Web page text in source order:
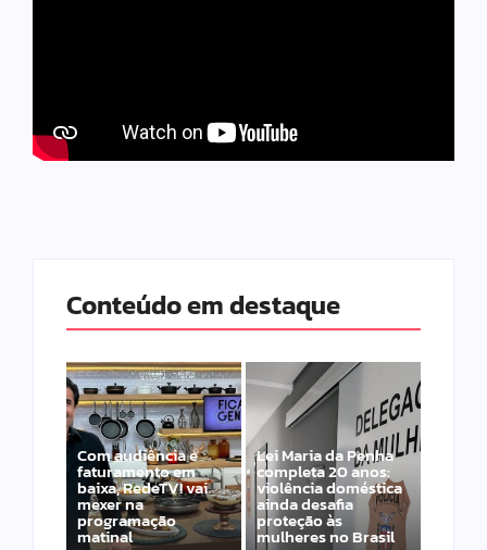
Conteúdo em destaque
Com audiência e
faturamento em
baixa, RedeTV! vai
mexer na
programação
matinal
Lei Maria da Penha
completa 20 anos:
violência doméstica
ainda desafia
proteção às
mulheres no Brasil